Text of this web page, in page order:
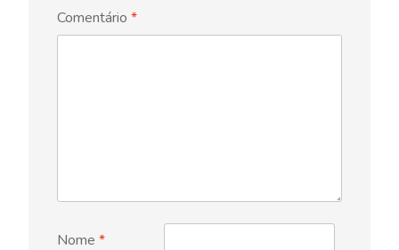
Comentário *
Nome *